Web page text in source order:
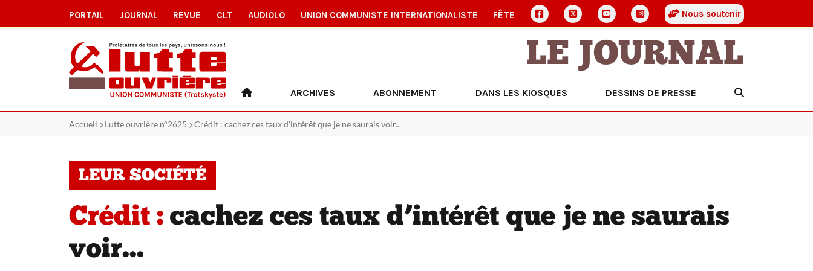
PORTAIL JOURNAL REVUE CLT AUDIOLO UNION COMMUNISTE INTERNATIONALISTE FÊTE Nous soutenir
LE JOURNAL
ARCHIVES ABONNEMENT DANS LES KIOSQUES DESSINS DE PRESSE
Accueil Lutte ouvrière n°2625 Crédit : cachez ces taux d’intérêt que je ne saurais voir...
LEUR SOCIÉTÉ
Crédit : cachez ces taux d’intérêt que je ne saurais
voir...